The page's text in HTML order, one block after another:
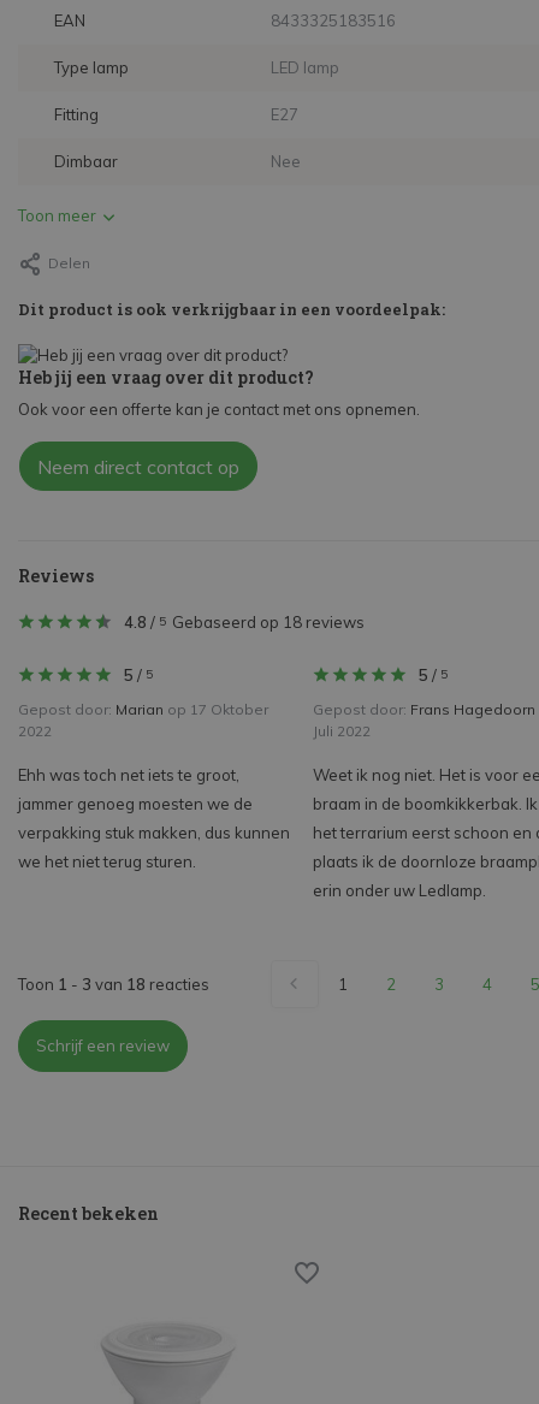
EAN 8433325183516
Type lamp LED lamp
Fitting E27
Dimbaar Nee
Toon meer
Delen
Dit product is ook verkrijgbaar in een voordeelpak:
Heb jij een vraag over dit product?
Ook voor een offerte kan je contact met ons opnemen.
Neem direct contact op
Reviews
4.8 / 5 Gebaseerd op 18 reviews
5 / 5
Gepost door: Marian op 17 Oktober
2022
Ehh was toch net iets te groot,
jammer genoeg moesten we de
verpakking stuk makken, dus kunnen
we het niet terug sturen.
5 / 5
Gepost door: Frans Hagedoorn
Juli 2022
Weet ik nog niet. Het is voor
braam in de boomkikkerbak.
het terrarium eerst schoon en
plaats ik de doornloze
erin onder uw Ledlamp.
Toon 1 - 3 van 18 reacties 1 2 3 4 5
Schrijf een review
Recent bekeken